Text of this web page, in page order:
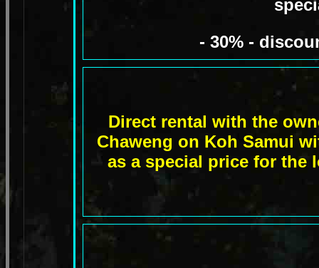
- 30% -
Direct rental with the
Chaweng on Koh Samui
as a special price for the